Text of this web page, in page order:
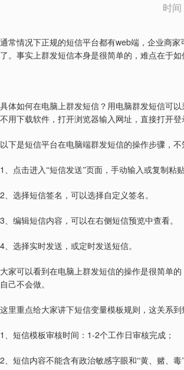
时间
通常情况下正规的短信平台都有web端，企业商家
了。事实上群发短信本身是很简单的，难点在于
具体如何在电脑上群发短信？用电脑群发短信可
不用下载软件，打开浏览器输入网址，直接打开登
以下是短信平台在电脑端群发短信的操作步骤，
1 、点击进入“短信发送”页面，手动输入或复制粘
2、选择短信签名，可以选择自定义签名。
3、编辑短信内容，可以在右侧短信预览中查看。
4、选择实时发送，或定时发送短信。
大家可以看到在电脑上群发短信的操作是很简单
自己不会做。
这里重点给大家讲下短信变量模板规则，这关系到
1 、短信模板审核时间： 1-2个工作日审核完成；
2、短信内容不能含有政治敏感字眼和“黄、赌、